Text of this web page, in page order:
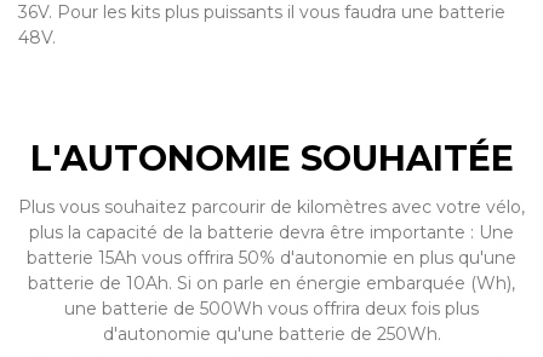
36V. Pour les kits plus puissants il vous faudra une batterie
48V.
L'AUTONOMIE SOUHAITÉE
Plus vous souhaitez parcourir de kilomètres avec votre vélo,
plus la capacité de la batterie devra être importante : Une
batterie 15Ah vous offrira 50% d'autonomie en plus qu'une
batterie de 10Ah. Si on parle en énergie embarquée (Wh),
une batterie de 500Wh vous offrira deux fois plus
d'autonomie qu'une batterie de 250Wh.